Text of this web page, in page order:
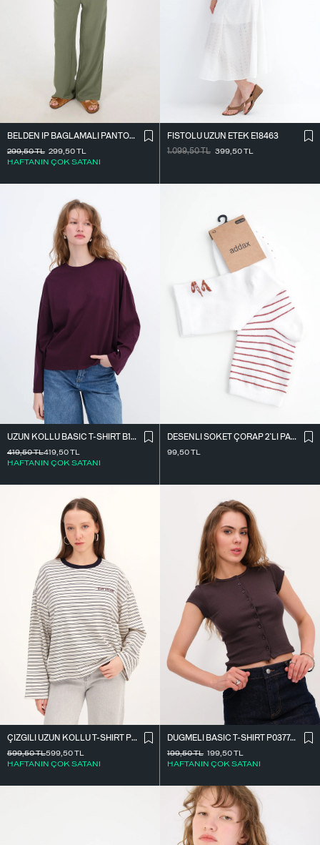
BELDEN İ̇P BAĞLAMALI PANTOLON PN16372-İ6
299,50TL
HAFTANIN ÇOK SATANI
299,50TL
FISTOLU UZUN ETEK E18463
1.099,50TL 399,50TL
UZUN KOLLU BASIC T-SHIRT B10571
419,50TL
HAFTANIN ÇOK SATANI
419,50TL
DESENLI SOKET ÇORAP 2`LI PAKET ÇRP3014
99,50TL
ÇIZGILI UZUN KOLLU T-SHIRT P10522
599,50TL
HAFTANIN ÇOK SATANI
599,50TL
DÜĞMELI BASIC T-SHIRT P0377-K12
199,50TL
HAFTANIN ÇOK SATANI
199,50TL